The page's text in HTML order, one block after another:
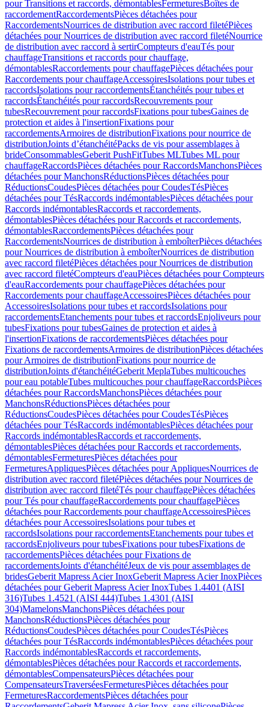
pour Transitions et raccords, démontablesFermeturesBoîtes de
raccordementRaccordementsPièces détachées pour
RaccordementsNourrices de distribution avec raccord filetéPièces
détachées pour Nourrices de distribution avec raccord filetéNourrice
de distribution avec raccord à sertirCompteurs d'eauTés pour
chauffageTransitions et raccords pour chauffage,
démontablesRaccordements pour chauffagePièces détachées pour
Raccordements pour chauffageAccessoiresIsolations pour tubes et
raccordsIsolations pour raccordementsÉtanchéités pour tubes et
raccordsÉtanchéités pour raccordsRecouvrements pour
tubesRecouvrement pour raccordsFixations pour tubesGaines de
protection et aides à l'insertionFixations pour
raccordementsArmoires de distributionFixations pour nourrice de
distributionJoints d’étanchéitéPacks de vis pour assemblages à
brideConsommablesGeberit PushFitTubes MLTubes ML pour
chauffageRaccordsPièces détachées pour RaccordsManchonsPièces
détachées pour ManchonsRéductionsPièces détachées pour
RéductionsCoudesPièces détachées pour CoudesTésPièces
détachées pour TésRaccords indémontablesPièces détachées pour
Raccords indémontablesRaccords et raccordements,
démontablesPièces détachées pour Raccords et raccordements,
démontablesRaccordementsPièces détachées pour
RaccordementsNourrices de distribution à emboîterPièces détachées
pour Nourrices de distribution à emboîterNourrices de distribution
avec raccord filetéPièces détachées pour Nourrices de distribution
avec raccord filetéCompteurs d'eauPièces détachées pour Compteurs
d'eauRaccordements pour chauffagePièces détachées pour
Raccordements pour chauffageAccessoiresPièces détachées pour
AccessoiresIsolations pour tubes et raccordsIsolations pour
raccordementsEtanchements pour tubes et raccordsEnjoliveurs pour
tubesFixations pour tubesGaines de protection et aides à
l'insertionFixations de raccordementsPièces détachées pour
Fixations de raccordementsArmoires de distributionPièces détachées
pour Armoires de distributionFixations pour nourrice de
distributionJoints d'étanchéitéGeberit MeplaTubes multicouches
pour eau potableTubes multicouches pour chauffageRaccordsPièces
détachées pour RaccordsManchonsPièces détachées pour
ManchonsRéductionsPièces détachées pour
RéductionsCoudesPièces détachées pour CoudesTésPièces
détachées pour TésRaccords indémontablesPièces détachées pour
Raccords indémontablesRaccords et raccordements,
démontablesPièces détachées pour Raccords et raccordements,
démontablesFermeturesPièces détachées pour
FermeturesAppliquesPièces détachées pour AppliquesNourrices de
distribution avec raccord filetéPièces détachées pour Nourrices de
distribution avec raccord filetéTés pour chauffagePièces détachées
pour Tés pour chauffageRaccordements pour chauffagePièces
détachées pour Raccordements pour chauffageAccessoiresPièces
détachées pour AccessoiresIsolations pour tubes et
raccordsIsolations pour raccordementsEtanchements pour tubes et
raccordsEnjoliveurs pour tubesFixations pour tubesFixations de
raccordementsPièces détachées pour Fixations de
raccordementsJoints d'étanchéitéJeux de vis pour assemblages de
bridesGeberit Mapress Acier InoxGeberit Mapress Acier InoxPièces
détachées pour Geberit Mapress Acier InoxTubes 1.4401 (AISI
316)Tubes 1.4521 (AISI 444)Tubes 1.4301 (AISI
304)MamelonsManchonsPièces détachées pour
ManchonsRéductionsPièces détachées pour
RéductionsCoudesPièces détachées pour CoudesTésPièces
détachées pour TésRaccords indémontablesPièces détachées pour
Raccords indémontablesRaccords et raccordements,
démontablesPièces détachées pour Raccords et raccordements,
démontablesCompensateursPièces détachées pour
CompensateursTraverséesFermeturesPièces détachées pour
FermeturesRaccordementsPièces détachées pour